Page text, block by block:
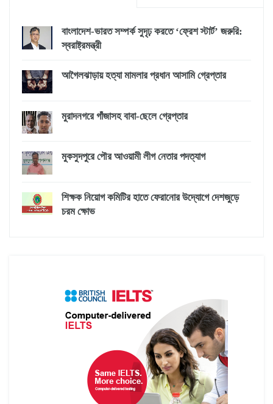
বাংলাদেশ-ভারত সম্পর্ক সুদৃঢ় করতে ‘ফ্রেশ স্টার্ট’ জরুরি:
স্বরাষ্ট্রমন্ত্রী
আগৈলঝাড়ায় হত্যা মামলার প্রধান আসামি গ্রেপ্তার
মুরাদনগরে গাঁজাসহ বাবা-ছেলে গ্রেপ্তার
মুকসুদপুরে পৌর আওয়ামী লীগ নেতার পদত্যাগ
শিক্ষক নিয়োগ কমিটির হাতে ফেরানোর উদ্যোগে দেশজুড়ে
চরম ক্ষোভ